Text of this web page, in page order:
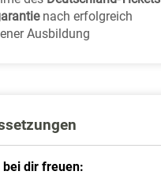
nach erfolgreich
Ausbildung
dir freuen: